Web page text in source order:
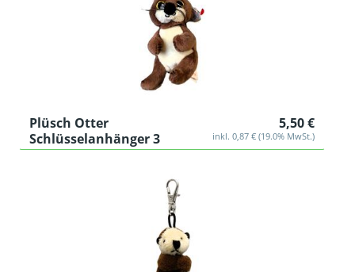
Plüsch Otter
Schlüsselanhänger 3
5,50 €
inkl. 0,87 € (19.0% MwSt.)